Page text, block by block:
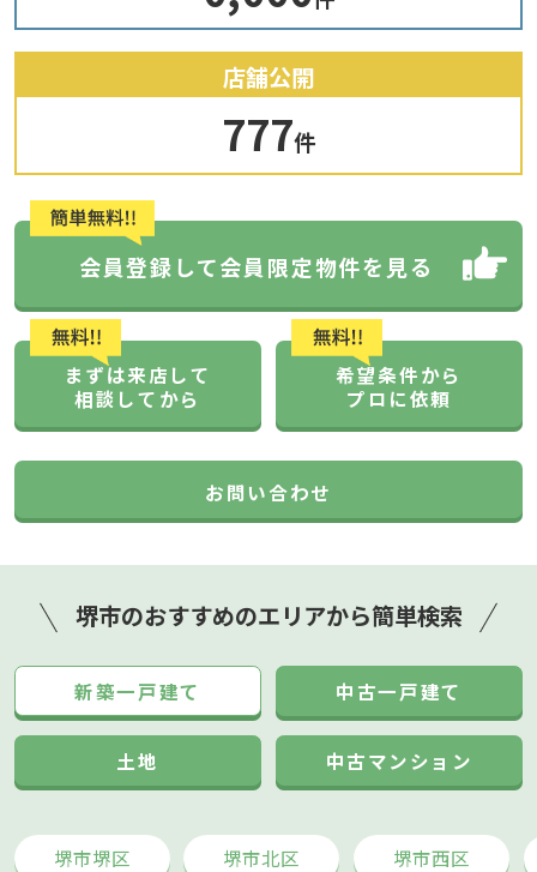
店舗公開
777件
会員登録して会員限定物件を見る
まずは来店して
相談してから
希望条件から
プロに依頼
お問い合わせ
堺市のおすすめのエリアから簡単検索
新築一戸建て 中古一戸建て
土地 中古マンション
堺市堺区 堺市北区 堺市西区